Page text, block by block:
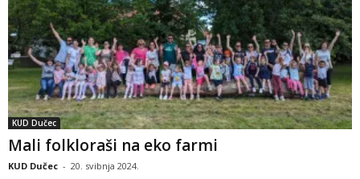
KUD Dučec
Mali folkloraši na eko farmi
KUD Dučec - 20. svibnja 2024.